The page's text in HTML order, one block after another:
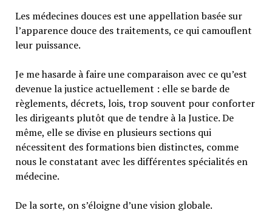
Les médecines douces est une appellation basée sur
l’apparence douce des traitements, ce qui camouflent
leur puissance.
Je me hasarde à faire une comparaison avec ce qu’est
devenue la justice actuellement : elle se barde de
règlements, décrets, lois, trop souvent pour conforter
les dirigeants plutôt que de tendre à la Justice. De
même, elle se divise en plusieurs sections qui
nécessitent des formations bien distinctes, comme
nous le constatant avec les différentes spécialités en
médecine.
De la sorte, on s’éloigne d’une vision globale.